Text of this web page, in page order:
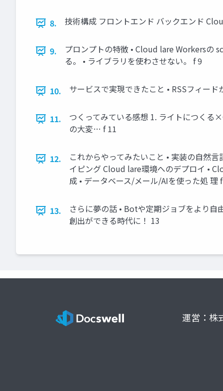
8. 技術構成 フロントエンド バックエンド
9.
プロンプトの特徴 • Cloud lare Workersの
る。 • ライブラリを使わさせない。 f 9
10. サービスで実現できたこと • RSSフィー
11.
つくってみている感想 1. ライトにつくる
の大変… f 11
12.
これからやってみたいこと • 実装の自然
イピング Cloud lare環境へのデプロイ •
成 • データベース/メール/AIを使った処 理
13.
さらに夢の話 • Botや定期ジョブをより自
創出ができる時代に！ 13
運営：株